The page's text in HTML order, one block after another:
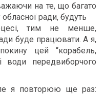
на те, що багато
ради, будуть
тим не менше,
буде працювати. А я,
цей “корабель,
води передвиборчого
я повторюю ще раз: